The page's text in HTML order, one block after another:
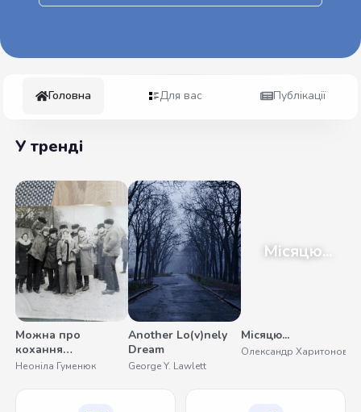
Головна Для вас Публікації
У тренді
Можна про
кохання
помовчати
Неоніла Гуменюк
Another Lo(v)nely
Dream
George Y. Lawlett
Місяцю...
Місяцю...
Олександр Харитонов